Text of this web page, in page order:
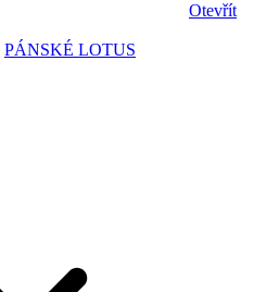
Otevřít
PÁNSKÉ LOTUS